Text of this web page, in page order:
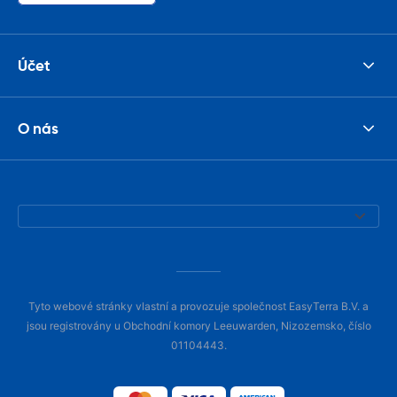
Účet
O nás
Tyto webové stránky vlastní a provozuje společnost EasyTerra B.V. a
jsou registrovány u Obchodní komory Leeuwarden, Nizozemsko, číslo
01104443.